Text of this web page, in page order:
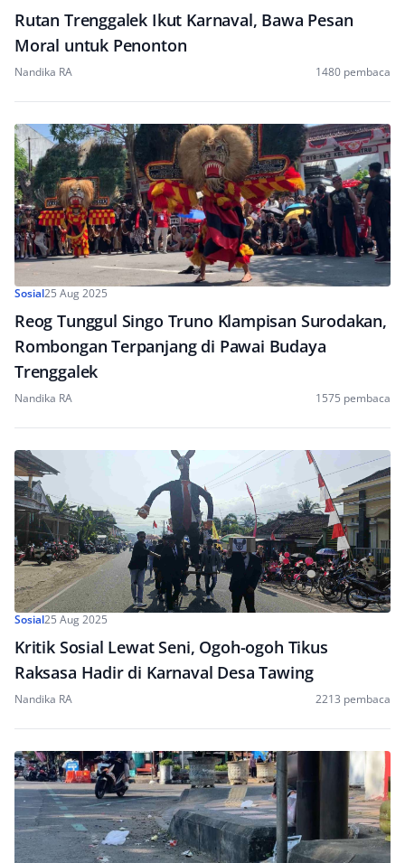
Rutan Trenggalek Ikut Karnaval, Bawa Pesan
Moral untuk Penonton
Nandika RA 1480 pembaca
Sosial25 Aug 2025
Reog Tunggul Singo Truno Klampisan Surodakan,
Rombongan Terpanjang di Pawai Budaya
Trenggalek
Nandika RA 1575 pembaca
Sosial25 Aug 2025
Kritik Sosial Lewat Seni, Ogoh-ogoh Tikus
Raksasa Hadir di Karnaval Desa Tawing
Nandika RA 2213 pembaca